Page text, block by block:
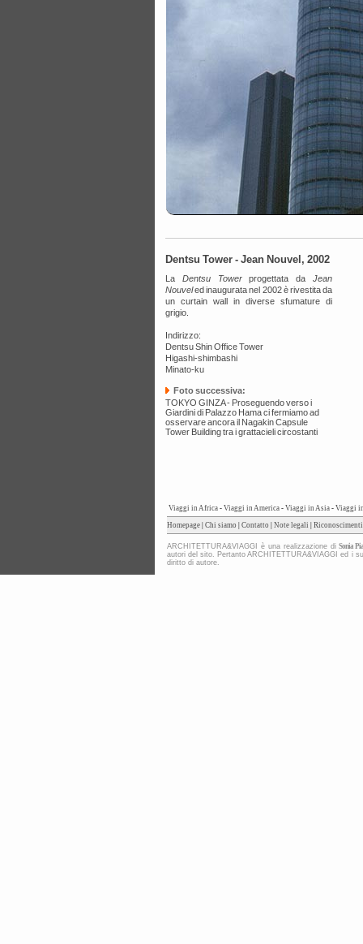
Dentsu Tower - Jean Nouvel, 2002
La Dentsu Towerprogettata daJean
Nouveled inaugurata nel 2002 è rivestita da
un curtain wall in diverse sfumature di
grigio.
Indirizzo:
Dentsu Shin Office Tower
Higashi-shimbashi
Minato-ku
Foto successiva:
TOKYO GINZA - Proseguendo verso i
Giardini di Palazzo Hama ci fermiamo ad
osservare ancora il Nagakin Capsule
Tower Building tra i grattacieli circostanti
Viaggi in Africa - Viaggi in America - Viaggi in Asia - Viaggi
Homepage Chi siamo Contatto Note legali Riconoscimenti
ARCHITETTURA&VIAGGI è una realizzazione diSonia
autori del sito. Pertanto ARCHITETTURA&VIAGGI ed i
diritto di autore.